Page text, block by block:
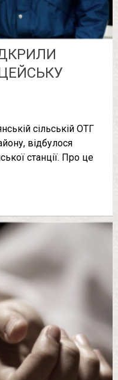
сільській ОТГ
відбулося
станції. Про це